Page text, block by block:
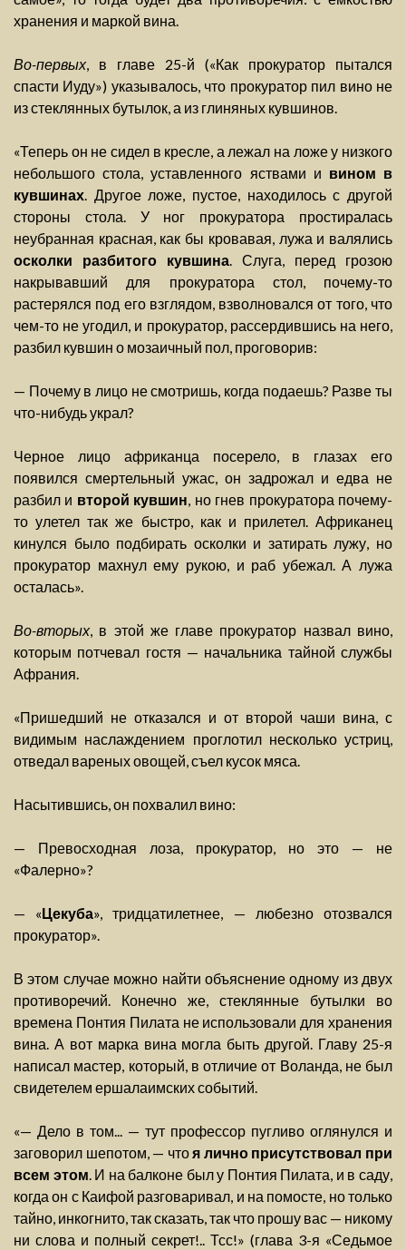
хранения и маркой вина.
Во-первых, в главе 25-й («Как прокуратор пытался
спасти Иуду») указывалось, что прокуратор пил вино не
из стеклянных бутылок, а из глиняных кувшинов.
«Теперь он не сидел в кресле, а лежал на ложе у низкого
небольшого стола, уставленного яствами и вином в
кувшинах. Другое ложе, пустое, находилось с другой
стороны стола. У ног прокуратора простиралась
неубранная красная, как бы кровавая, лужа и валялись
осколки разбитого кувшина. Слуга, перед грозою
накрывавший для прокуратора стол, почему-то
растерялся под его взглядом, взволновался от того, что
чем-то не угодил, и прокуратор, рассердившись на него,
разбил кувшин о мозаичный пол, проговорив:
— Почему в лицо не смотришь, когда подаешь? Разве ты
что-нибудь украл?
Черное лицо африканца посерело, в глазах его
появился смертельный ужас, он задрожал и едва не
разбил и второй кувшин, но гнев прокуратора почему-
то улетел так же быстро, как и прилетел. Африканец
кинулся было подбирать осколки и затирать лужу, но
прокуратор махнул ему рукою, и раб убежал. А лужа
осталась».
Во-вторых, в этой же главе прокуратор назвал вино,
которым потчевал гостя — начальника тайной службы
Афрания.
«Пришедший не отказался и от второй чаши вина, с
видимым наслаждением проглотил несколько устриц,
отведал вареных овощей, съел кусок мяса.
Насытившись, он похвалил вино:
— Превосходная лоза, прокуратор, но это — не
«Фалерно»?
— «Цекуба», тридцатилетнее, — любезно отозвался
прокуратор».
В этом случае можно найти объяснение одному из двух
противоречий. Конечно же, стеклянные бутылки во
времена Понтия Пилата не использовали для хранения
вина. А вот марка вина могла быть другой. Главу 25-я
написал мастер, который, в отличие от Воланда, не был
свидетелем ершалаимских событий.
«— Дело в том... — тут профессор пугливо оглянулся и
заговорил шепотом, — чтоя лично присутствовал при
всем этом. И на балконе был у Понтия Пилата, и в саду,
когда он с Каифой разговаривал, и на помосте, но только
тайно, инкогнито, так сказать, так что прошу вас — никому
ни слова и полный секрет!.. Тсс!» (глава 3-я «Седьмое